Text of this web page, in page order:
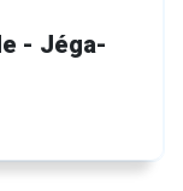
- Jéga-